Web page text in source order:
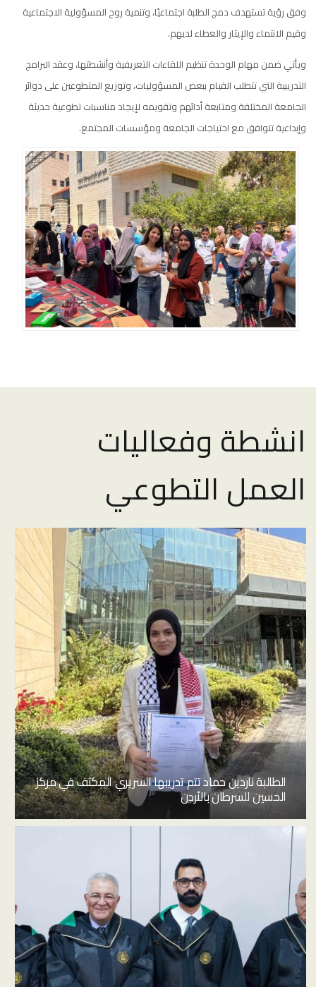
وفق رؤية تستهدف دمج الطلبة اجتماعيًا، وتنمية روح المسؤولية الاجتماعية
وقيم الانتماء والإيثار والعطاء لديهم.
ويأتي ضمن مهام الوحدة تنظيم اللقاءات التعريفية وأنشطتها، وعقد البرامج
التدريبية التي تتطلب القيام ببعض المسؤوليات، وتوزيع المتطوعين على دوائر
الجامعة المختلفة ومتابعة أدائهم وتقويمه لإيجاد مناسبات تطوعية حديثة
وإبداعية تتوافق مع احتياجات الجامعة ومؤسسات المجتمع.
انشطة وفعاليات
العمل التطوعي
الطالبة ناردين حماد تتم تدريبها السريري المكثف في مركز
الحسين للسرطان بالأردن